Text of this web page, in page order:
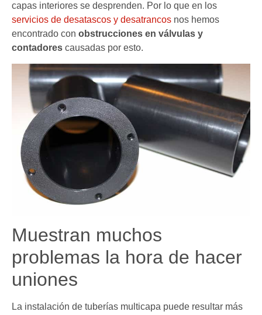
capas interiores se desprenden. Por lo que en los
servicios de desatascos y desatrancos nos hemos
encontrado con obstrucciones en válvulas y
contadores causadas por esto.
Muestran muchos
problemas la hora de hacer
uniones
La instalación de tuberías multicapa puede resultar más